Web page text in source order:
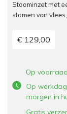
Stoominzet met
stomen van
€ 129,00
Op voorraad
Op
morgen in
Gratis